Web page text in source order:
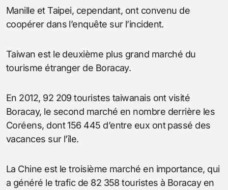
Manille et Taipei, cependant, ont convenu de
coopérer dans l’enquête sur l’incident.
Taiwan est le deuxième plus grand marché du
tourisme étranger de Boracay.
En 2012, 92 209 touristes taiwanais ont visité
Boracay, le second marché en nombre derrière les
Coréens, dont 156 445 d’entre eux ont passé des
vacances sur l’île.
La Chine est le troisième marché en importance, qui
a généré le trafic de 82 358 touristes à Boracay en